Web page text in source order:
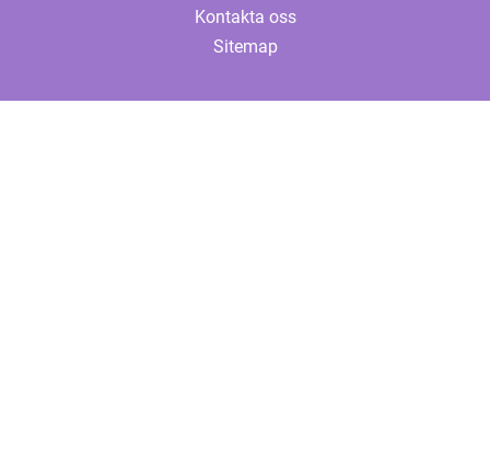
Kontakta oss
Sitemap